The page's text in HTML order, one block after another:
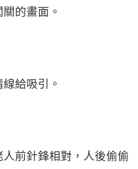
的畫面。
給吸引。
前針鋒相對，人後偷偷